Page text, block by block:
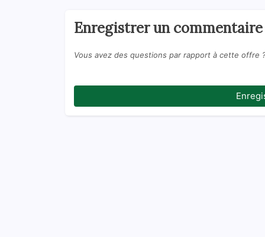
Enregistrer un commentaire
Vous avez des questions par rapport à cette offre